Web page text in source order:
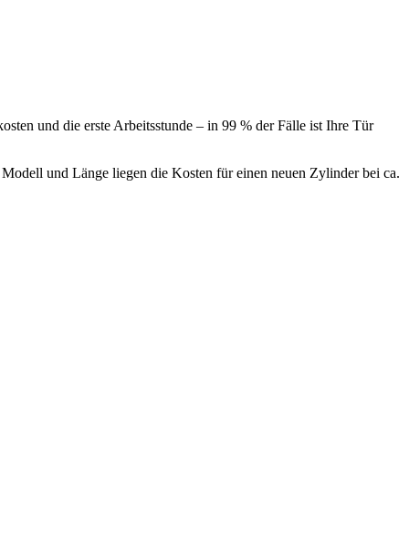
und die erste Arbeitsstunde – in 99 % der Fälle ist Ihre Tür
und Länge liegen die Kosten für einen neuen Zylinder bei ca.